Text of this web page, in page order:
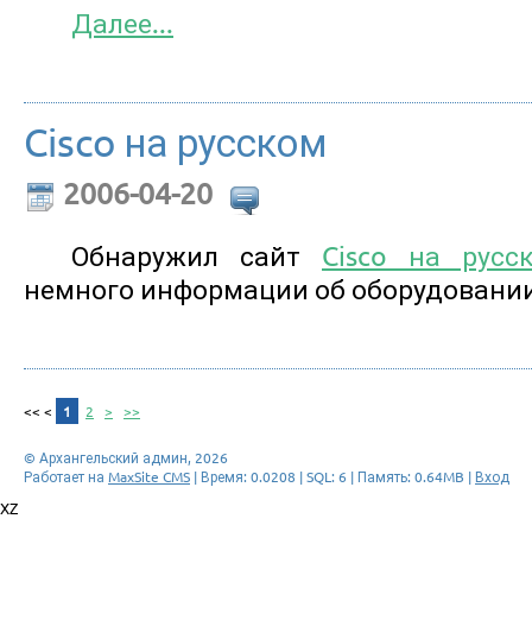
Далее...
Cisco на русском
2006-04-20
Обнаружил сайт Cisco на
немного информации об
<< < 1 2 > >>
© Архангельский админ, 2026
Работает на MaxSite CMS | Время: 0.0208 | SQL: 6 | Память: 0.64MB | Вход
XZ